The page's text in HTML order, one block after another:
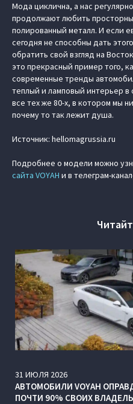
Мода циклична, а нас
продолжают любить
полированный металл. И если
сегодня не способны дать
обратить свой взгляд на
это прекрасный пример того,
современные тренды
теплый и ламповый интерьер в
все тех же 80-х, в котором мы
почему то так лежит душа.
Источник: hellomagrussia.ru
Подробнее о модели можно
сайта VOYAH и в телеграм-
31 ИЮЛЯ 2026
АВТОМОБИЛИ VOYAH
ПОЧТИ 90% СВОИХ